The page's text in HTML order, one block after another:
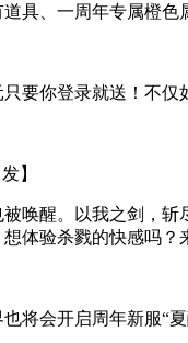
具、一周年专属橙色
要你登录就送！不
】
唤醒。以我之剑，
体验杀戮的快感吗？
将会开启周年新服“